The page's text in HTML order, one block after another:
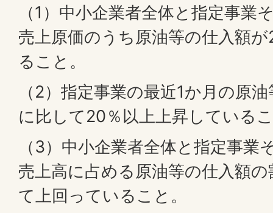
（1）中小企業者全体と指定事業
売上原価のうち原油等の仕入額
ること。
（2）指定事業の最近1か月の原
に比して20％以上上昇している
（3）中小企業者全体と指定事
売上高に占める原油等の仕入額
て上回っていること。